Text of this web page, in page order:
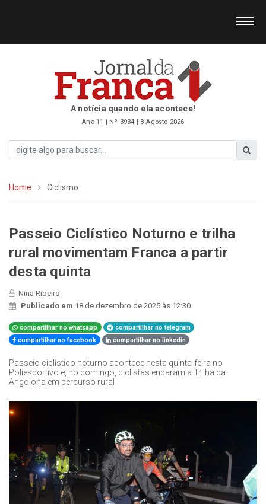
A notícia quando ela acontece!
Ano 11 | Nº 3934 | 8 Agosto 2026
Home Ciclismo
Passeio Ciclístico Noturno e trilha
rural movimentam Franca a partir
desta quinta
Nina Ribeiro
Publicado em 18 de dezembro de 2025 às 12:30
compartilhar no whatsapp
compartilhar no telegram
compartilhar no facebook
compartilhar no linkedin
Passeio ciclístico noturno acontece nesta quinta-feira no
Poliesportivo e, no domingo, ciclistas encaram a Trilha da
Angolona em percurso rural